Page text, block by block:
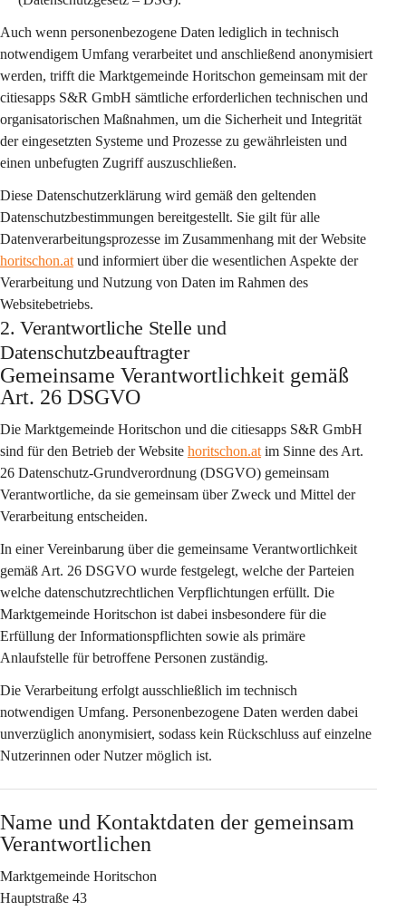
Auch wenn personenbezogene Daten lediglich in technisch
notwendigem Umfang verarbeitet und anschließend anonymisiert
werden, trifft die Marktgemeinde Horitschon gemeinsam mit der
citiesapps S&R GmbH sämtliche erforderlichen technischen und
organisatorischen Maßnahmen, um die Sicherheit und Integrität
der eingesetzten Systeme und Prozesse zu gewährleisten und
einen unbefugten Zugriff auszuschließen.
Diese Datenschutzerklärung wird gemäß den geltenden
Datenschutzbestimmungen bereitgestellt. Sie gilt für alle
Datenverarbeitungsprozesse im Zusammenhang mit der Website
horitschon.at und informiert über die wesentlichen Aspekte der
Verarbeitung und Nutzung von Daten im Rahmen des
Websitebetriebs.
2. Verantwortliche Stelle und
Datenschutzbeauftragter
Gemeinsame Verantwortlichkeit gemäß
Art. 26 DSGVO
Die Marktgemeinde Horitschon und die citiesapps S&R GmbH
sind für den Betrieb der Website horitschon.at im Sinne des Art.
26 Datenschutz-Grundverordnung (DSGVO) gemeinsam
Verantwortliche, da sie gemeinsam über Zweck und Mittel der
Verarbeitung entscheiden.
In einer Vereinbarung über die gemeinsame Verantwortlichkeit
gemäß Art. 26 DSGVO wurde festgelegt, welche der Parteien
welche datenschutzrechtlichen Verpflichtungen erfüllt. Die
Marktgemeinde Horitschon ist dabei insbesondere für die
Erfüllung der Informationspflichten sowie als primäre
Anlaufstelle für betroffene Personen zuständig.
Die Verarbeitung erfolgt ausschließlich im technisch
notwendigen Umfang. Personenbezogene Daten werden dabei
unverzüglich anonymisiert, sodass kein Rückschluss auf einzelne
Nutzerinnen oder Nutzer möglich ist.
Name und Kontaktdaten der gemeinsam
Verantwortlichen
Marktgemeinde Horitschon
Hauptstraße 43